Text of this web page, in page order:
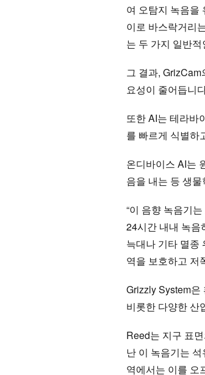
여 오탐지 녹음을
이로 바스락거리
는 두 가지 일반
그 결과,
요성이 줄어듭니
또한 AI는 테라바
를 빠르게 식별하
온디바이스 AI는
음을 내는 등 생
“이 음향 녹음기
24시간 내내 녹음
늑대나 기타 멸종
역을 보호하고 저
Grizzly System은
비롯한 다양한 산
Reed는 지구 표
난 이 녹음기는
역에서는 이를 오